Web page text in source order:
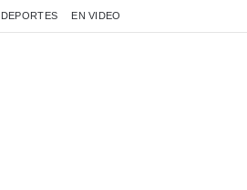
DEPORTES EN VIDEO